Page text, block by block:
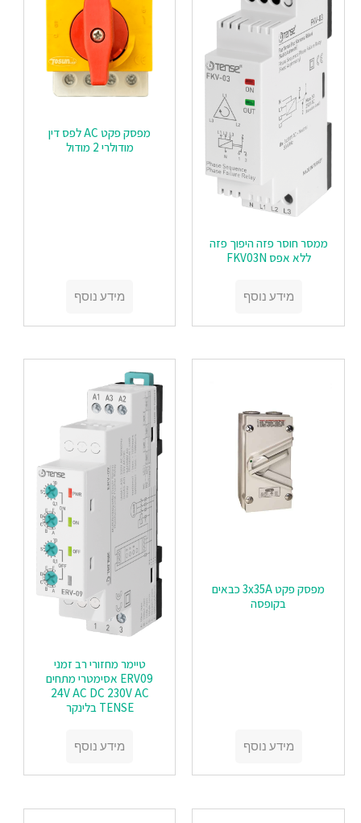
ממסר חוסר פזה היפוך פזה
ללא אפס FKV03N
מידע נוסף
מפסק פקט AC לפס דין
מודולרי 2 מודול
מידע נוסף
מפסק פקט 3x35A כבאים
בקופסה
מידע נוסף
טיימר מחזורי רב זמני
ERV09 אסימטרי מתחים
24V AC DC 230V AC
TENSE בלינקר
מידע נוסף